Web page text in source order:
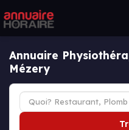
Annuaire
Mézery